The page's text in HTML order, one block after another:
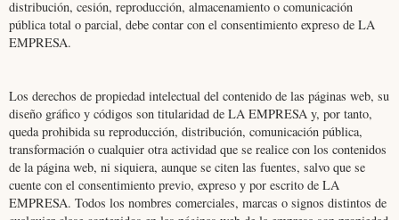
distribución, cesión, reproducción, almacenamiento o comunicación
pública total o parcial, debe contar con el consentimiento expreso de LA
EMPRESA.
Los derechos de propiedad intelectual del contenido de las páginas web, su
diseño gráfico y códigos son titularidad de LA EMPRESA y, por tanto,
queda prohibida su reproducción, distribución, comunicación pública,
transformación o cualquier otra actividad que se realice con los contenidos
de la página web, ni siquiera, aunque se citen las fuentes, salvo que se
cuente con el consentimiento previo, expreso y por escrito de LA
EMPRESA. Todos los nombres comerciales, marcas o signos distintos de